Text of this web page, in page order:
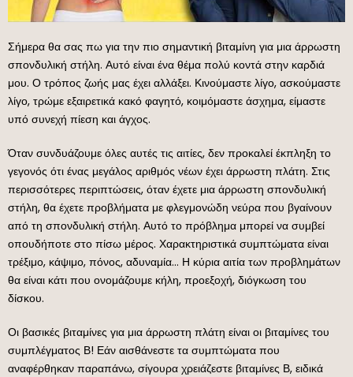
Σήμερα θα σας πω για την πιο σημαντική βιταμίνη για μια άρρωστη
σπονδυλική στήλη. Αυτό είναι ένα θέμα πολύ κοντά στην καρδιά
μου. Ο τρόπος ζωής μας έχει αλλάξει. Κινούμαστε λίγο, ασκούμαστε
λίγο, τρώμε εξαιρετικά κακό φαγητό, κοιμόμαστε άσχημα, είμαστε
υπό συνεχή πίεση και άγχος.
Όταν συνδυάζουμε όλες αυτές τις αιτίες, δεν προκαλεί έκπληξη το
γεγονός ότι ένας μεγάλος αριθμός νέων έχει άρρωστη πλάτη. Στις
περισσότερες περιπτώσεις, όταν έχετε μια άρρωστη σπονδυλική
στήλη, θα έχετε προβλήματα με φλεγμονώδη νεύρα που βγαίνουν
από τη σπονδυλική στήλη. Αυτό το πρόβλημα μπορεί να συμβεί
οπουδήποτε στο πίσω μέρος. Χαρακτηριστικά συμπτώματα είναι
τρέξιμο, κάψιμο, πόνος, αδυναμία… Η κύρια αιτία των προβλημάτων
θα είναι κάτι που ονομάζουμε κήλη, προεξοχή, διόγκωση του
δίσκου.
Οι βασικές βιταμίνες για μια άρρωστη πλάτη είναι οι βιταμίνες του
συμπλέγματος Β! Εάν αισθάνεστε τα συμπτώματα που
αναφέρθηκαν παραπάνω, σίγουρα χρειάζεστε βιταμίνες Β, ειδικά